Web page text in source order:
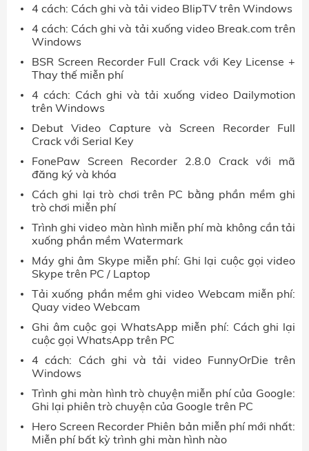
4 cách: Cách ghi và tải video BlipTV trên Windows
4 cách: Cách ghi và tải xuống video Break.com trên
Windows
BSR Screen Recorder Full Crack với Key License +
Thay thế miễn phí
4 cách: Cách ghi và tải xuống video Dailymotion
trên Windows
Debut Video Capture và Screen Recorder Full
Crack với Serial Key
FonePaw Screen Recorder 2.8.0 Crack với mã
đăng ký và khóa
Cách ghi lại trò chơi trên PC bằng phần mềm ghi
trò chơi miễn phí
Trình ghi video màn hình miễn phí mà không cần tải
xuống phần mềm Watermark
Máy ghi âm Skype miễn phí: Ghi lại cuộc gọi video
Skype trên PC / Laptop
Tải xuống phần mềm ghi video Webcam miễn phí:
Quay video Webcam
Ghi âm cuộc gọi WhatsApp miễn phí: Cách ghi lại
cuộc gọi WhatsApp trên PC
4 cách: Cách ghi và tải video FunnyOrDie trên
Windows
Trình ghi màn hình trò chuyện miễn phí của Google:
Ghi lại phiên trò chuyện của Google trên PC
Hero Screen Recorder Phiên bản miễn phí mới nhất:
Miễn phí bất kỳ trình ghi màn hình nào